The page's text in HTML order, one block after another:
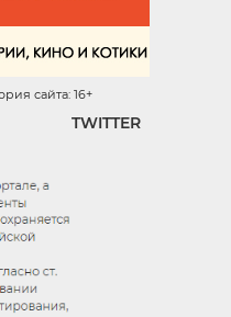
сайта: 16+
TWITTER